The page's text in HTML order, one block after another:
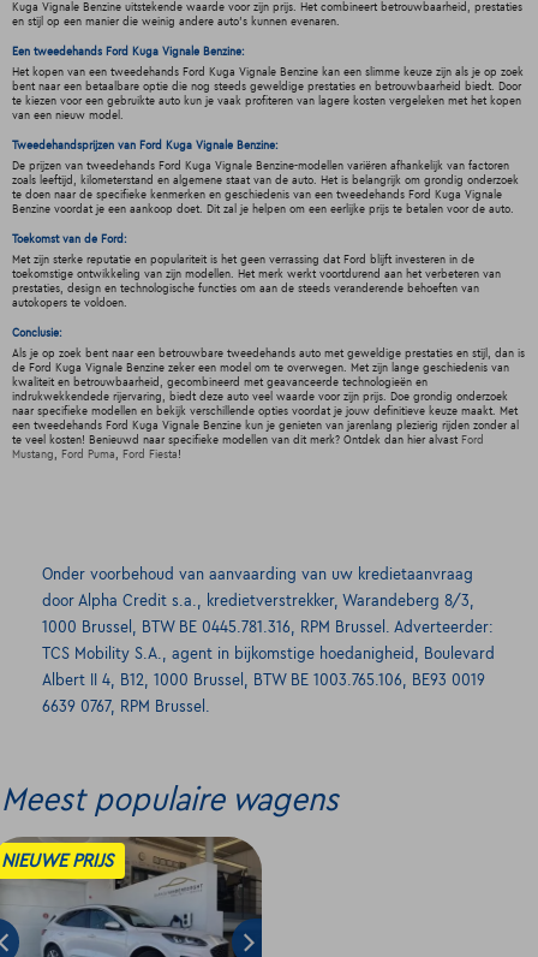
Kuga Vignale Benzine uitstekende waarde voor zijn prijs. Het combineert betrouwbaarheid, prestaties
en stijl op een manier die weinig andere auto's kunnen evenaren.
Een tweedehands Ford Kuga Vignale Benzine:
Het kopen van een tweedehands Ford Kuga Vignale Benzine kan een slimme keuze zijn als je op zoek
bent naar een betaalbare optie die nog steeds geweldige prestaties en betrouwbaarheid biedt. Door
te kiezen voor een gebruikte auto kun je vaak profiteren van lagere kosten vergeleken met het kopen
van een nieuw model.
Tweedehandsprijzen van Ford Kuga Vignale Benzine:
De prijzen van tweedehands Ford Kuga Vignale Benzine-modellen variëren afhankelijk van factoren
zoals leeftijd, kilometerstand en algemene staat van de auto. Het is belangrijk om grondig onderzoek
te doen naar de specifieke kenmerken en geschiedenis van een tweedehands Ford Kuga Vignale
Benzine voordat je een aankoop doet. Dit zal je helpen om een eerlijke prijs te betalen voor de auto.
Toekomst van de Ford:
Met zijn sterke reputatie en populariteit is het geen verrassing dat Ford blijft investeren in de
toekomstige ontwikkeling van zijn modellen. Het merk werkt voortdurend aan het verbeteren van
prestaties, design en technologische functies om aan de steeds veranderende behoeften van
autokopers te voldoen.
Conclusie:
Als je op zoek bent naar een betrouwbare tweedehands auto met geweldige prestaties en stijl, dan is
de Ford Kuga Vignale Benzine zeker een model om te overwegen. Met zijn lange geschiedenis van
kwaliteit en betrouwbaarheid, gecombineerd met geavanceerde technologieën en
indrukwekkendede rijervaring, biedt deze auto veel waarde voor zijn prijs. Doe grondig onderzoek
naar specifieke modellen en bekijk verschillende opties voordat je jouw definitieve keuze maakt. Met
een tweedehands Ford Kuga Vignale Benzine kun je genieten van jarenlang plezierig rijden zonder al
te veel kosten! Benieuwd naar specifieke modellen van dit merk? Ontdek dan hier alvast Ford
Mustang , Ford Puma , Ford Fiesta !
Onder voorbehoud van aanvaarding van uw kredietaanvraag
door Alpha Credit s.a., kredietverstrekker, Warandeberg 8/3,
1000 Brussel, BTW BE 0445.781.316, RPM Brussel. Adverteerder:
TCS Mobility S.A., agent in bijkomstige hoedanigheid, Boulevard
Albert II 4, B12, 1000 Brussel, BTW BE 1003.765.106, BE93 0019
6639 0767, RPM Brussel.
Meest populaire wagens
NIEUWE PRIJS